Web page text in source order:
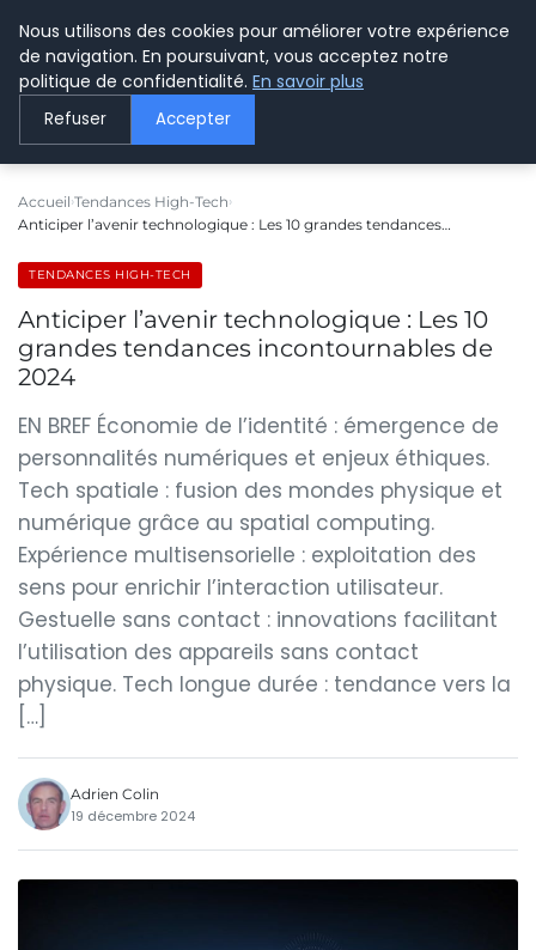
LE WEBMARKETING
Accueil Tendances High-Tech
Anticiper l’avenir technologique : Les 10 grandes tendances…
TENDANCES HIGH-TECH
Anticiper l’avenir technologique : Les 10
grandes tendances incontournables de
2024
EN BREF Économie de l’identité : émergence de
personnalités numériques et enjeux éthiques.
Tech spatiale : fusion des mondes physique et
numérique grâce au spatial computing.
Expérience multisensorielle : exploitation des
sens pour enrichir l’interaction utilisateur.
Gestuelle sans contact : innovations facilitant
l’utilisation des appareils sans contact
physique. Tech longue durée : tendance vers la
[…]
Adrien Colin
19 décembre 2024
Nous utilisons des cookies pour améliorer votre expérience
de navigation. En poursuivant, vous acceptez notre
politique de confidentialité. En savoir plus
Refuser Accepter